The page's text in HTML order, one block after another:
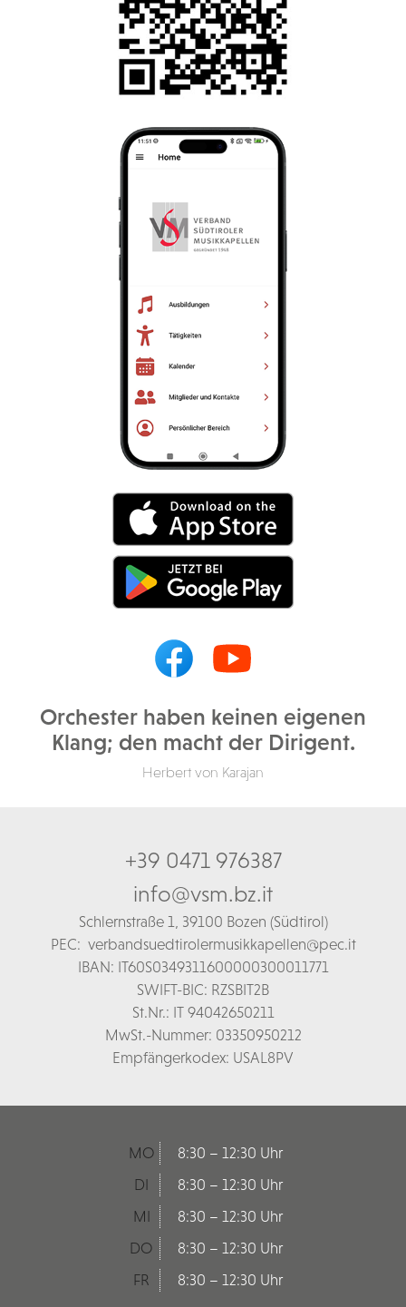
Orchester haben keinen eigenen
Klang; den macht der Dirigent.
Herbert von Karajan
+39 0471 976387
info@vsm.bz.it
Schlernstraße 1, 39100 Bozen (Südtirol)
PEC: verbandsuedtirolermusikkapellen@pec.it
IBAN: IT60S0349311600000300011771
SWIFT-BIC: RZSBIT2B
St.Nr.: IT 94042650211
MwSt.-Nummer: 03350950212
Empfängerkodex: USAL8PV
MO
8:30 – 12:30 Uhr
DI
8:30 – 12:30 Uhr
MI
8:30 – 12:30 Uhr
DO
8:30 – 12:30 Uhr
FR
8:30 – 12:30 Uhr